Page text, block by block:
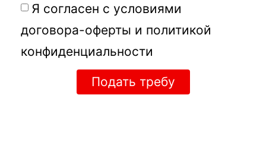
Я согласен с условиями
договора-оферты и политикой
конфиденциальности
Подать требу